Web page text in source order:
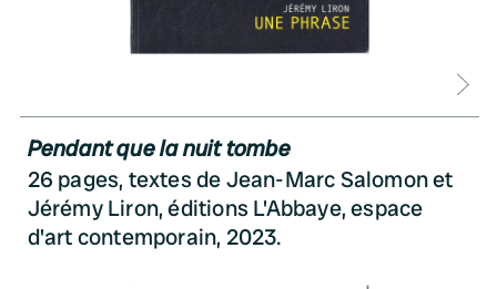
Pendant que la nuit tombe
26 pages, textes de Jean-Marc Salomon et
Jérémy Liron, éditions L'Abbaye, espace
d'art contemporain, 2023.